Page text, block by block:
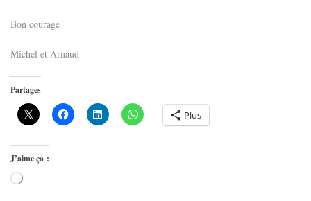
Bon courage
Michel et Arnaud
Partages
Plus
J’aime ça :
Chargement…